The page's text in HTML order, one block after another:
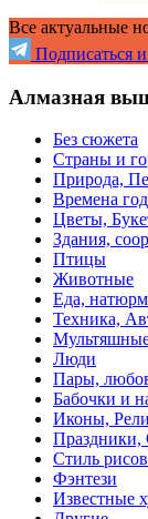
Все актуальные
Подписаться
Алмазная
Без сюжета
Страны и
Природа,
Времена
Цветы,
Здания,
Птицы
Животные
Еда,
Техника,
Люди
Пары,
Бабочки и
Иконы,
Праздники,
Стиль
Фэнтези
Известные